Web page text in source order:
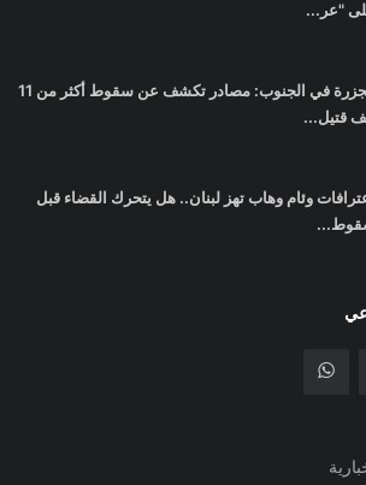
"عر...
مجزرة في الجنوب: مصادر تكشف عن سقوط أكثر من 11
قتيل...
وئام وهاب تهز لبنان.. هل يتحرك القضاء قبل